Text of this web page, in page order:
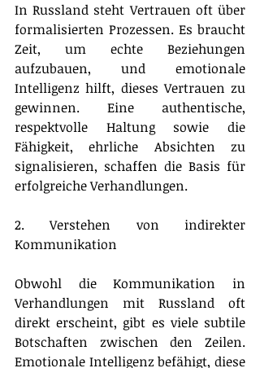
In Russland steht Vertrauen oft über
formalisierten Prozessen. Es braucht
Zeit, um echte Beziehungen
aufzubauen, und emotionale
Intelligenz hilft, dieses Vertrauen zu
gewinnen. Eine authentische,
respektvolle Haltung sowie die
Fähigkeit, ehrliche Absichten zu
signalisieren, schaffen die Basis für
erfolgreiche Verhandlungen.
2. Verstehen von indirekter
Kommunikation
Obwohl die Kommunikation in
Verhandlungen mit Russland oft
direkt erscheint, gibt es viele subtile
Botschaften zwischen den Zeilen.
Emotionale Intelligenz befähigt, diese